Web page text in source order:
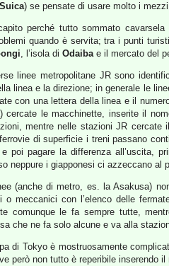
Suica) se pensate di usare molto i
perché tutto sommato
quando è servita; tra i punti
, l’isola di Odaibae il mercato del
linee metropolitane JR sono
linea e la direzione; in generale le
con una lettera della linea e il
cercate le macchinette, inserite il
mentre nelle stazioni JR
di superficie i treni passano
poi pagare la differenza all’uscita,
neppure i giapponesi ci azzeccano al
(anche di metro, es. la Asakusa)
o meccanici con l’elenco delle
comunque le fa sempre tutte,
che ne fa solo alcune e va alla
di Tokyo è mostruosamente
però non tutto è reperibile inserendo